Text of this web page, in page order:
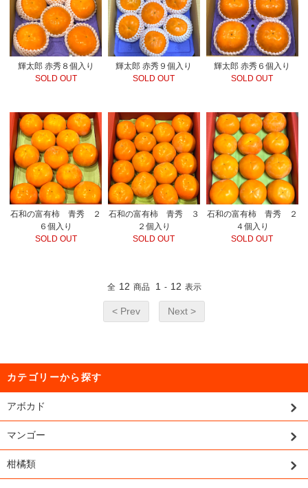
輝太郎 赤秀８個入り
SOLD OUT
輝太郎 赤秀９個入り
SOLD OUT
輝太郎 赤秀６個入り
SOLD OUT
石和の富有柿 青秀 ２
６個入り
SOLD OUT
石和の富有柿 青秀 ３
２個入り
SOLD OUT
石和の富有柿 青秀 ２
４個入り
SOLD OUT
全 12 商品 1 - 12 表示
< Prev Next >
カテゴリーから探す
アボカド
マンゴー
柑橘類